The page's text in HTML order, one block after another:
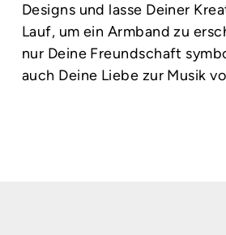
Designs und lasse Deiner
Lauf, um ein Armband zu
nur Deine Freundschaft
auch Deine Liebe zur Musik